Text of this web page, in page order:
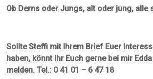
Ob Derns oder Jungs, alt oder jung, alle
Sollte Steffi mit Ihrem Brief Euer
haben, könnt Ihr Euch gerne bei mir
melden. Tel.: 0 41 01 – 6 47 18